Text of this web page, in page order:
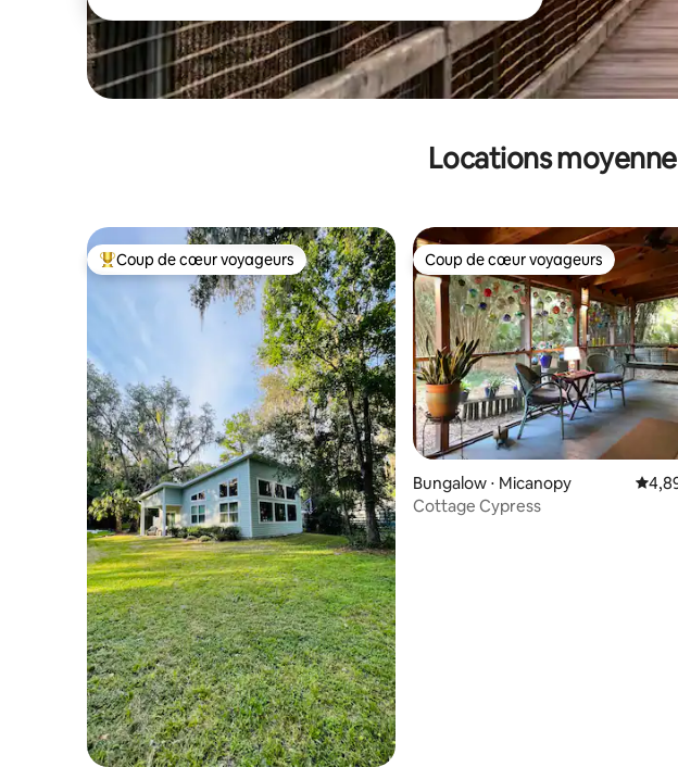
Locations
Coups de cœur voyageurs les plus appréciés
Coup de cœur voyageurs Coup de cœur voyageurs
Coup de cœur voyageurs
Bungalow ⋅ Micanopy
Cottage Cypress